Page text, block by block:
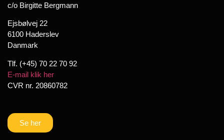
c/o Birgitte Bergmann
Ejsbølvej 22
6100 Haderslev
Danmark
Tlf. (+45) 70 22 70 92
E-mail klik her
CVR nr. 20860782
Se her